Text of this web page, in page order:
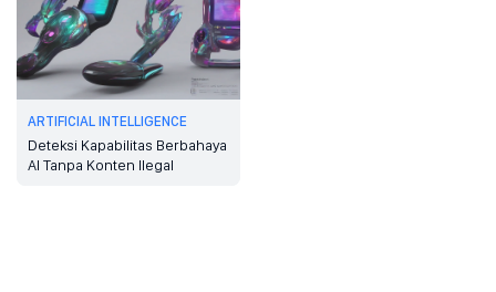
ARTIFICIAL INTELLIGENCE
Deteksi Kapabilitas Berbahaya
AI Tanpa Konten Ilegal